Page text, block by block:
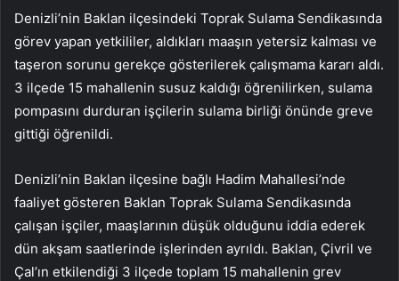
Denizli’nin Baklan ilçesindeki Toprak Sulama Sendikasında
görev yapan yetkililer, aldıkları maaşın yetersiz kalması ve
taşeron sorunu gerekçe gösterilerek çalışmama kararı aldı.
3 ilçede 15 mahallenin susuz kaldığı öğrenilirken, sulama
pompasını durduran işçilerin sulama birliği önünde greve
gittiği öğrenildi.
Denizli’nin Baklan ilçesine bağlı Hadim Mahallesi’nde
faaliyet gösteren Baklan Toprak Sulama Sendikasında
çalışan işçiler, maaşlarının düşük olduğunu iddia ederek
dün akşam saatlerinde işlerinden ayrıldı. Baklan, Çivril ve
Çal’ın etkilendiği 3 ilçede toplam 15 mahallenin grev